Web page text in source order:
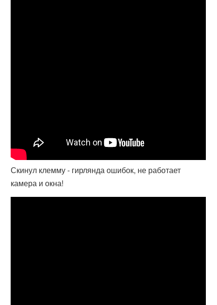
Скинул клемму - гирлянда ошибок, не работает
камера и окна!